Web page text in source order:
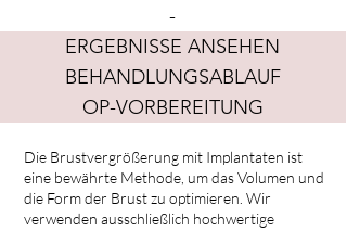
-
ERGEBNISSE ANSEHEN
BEHANDLUNGSABLAUF
OP-VORBEREITUNG
Die Brustvergrößerung mit Implantaten ist
eine bewährte Methode, um das Volumen und
die Form der Brust zu optimieren. Wir
verwenden ausschließlich hochwertige